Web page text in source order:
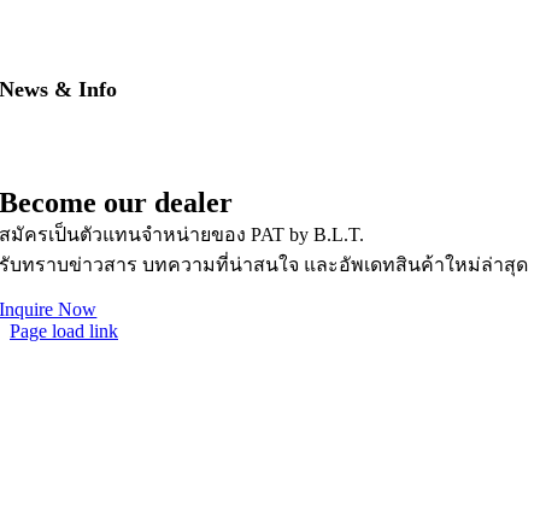
News & Info
Become our dealer
สมัครเป็นตัวแทนจำหน่ายของ PAT by B.L.T.
รับทราบข่าวสาร บทความที่น่าสนใจ และอัพเดทสินค้าใหม่ล่าสุด
Inquire Now
Page load link